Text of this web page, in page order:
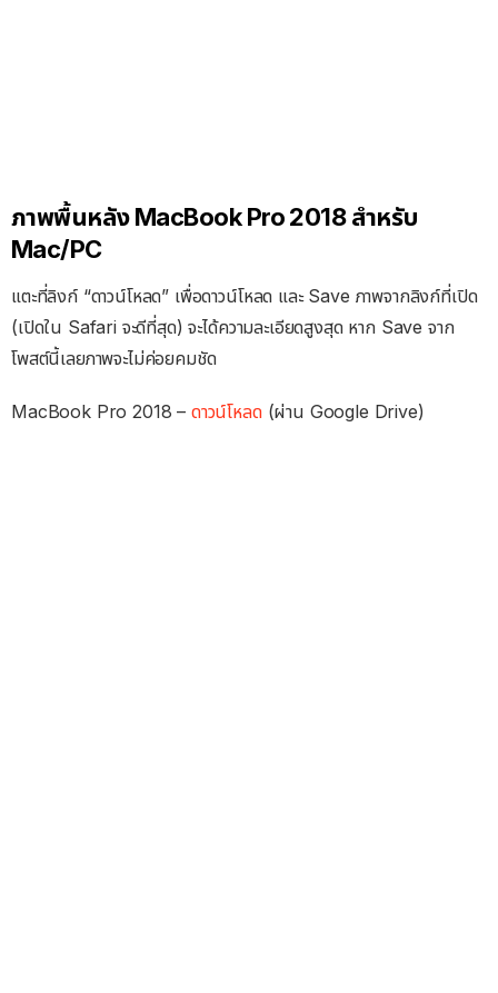
ภาพพื้นหลัง MacBook Pro 2018 สำหรับ
Mac/PC
แตะที่ลิงก์ “ดาวน์โหลด” เพื่อดาวน์โหลด และ Save ภาพจากลิงก์ที่เปิด
(เปิดใน Safari จะดีที่สุด) จะได้ความละเอียดสูงสุด หาก Save จาก
โพสต์นี้เลยภาพจะไม่ค่อยคมชัด
MacBook Pro 2018 – ดาวน์โหลด(ผ่าน Google Drive)